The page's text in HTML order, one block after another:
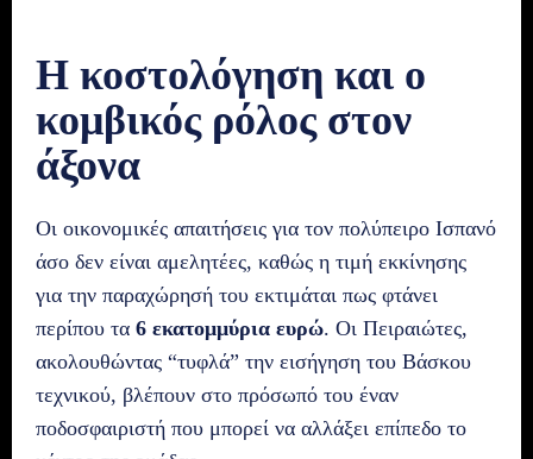
Η κοστολόγηση και ο
κομβικός ρόλος στον
άξονα
Οι οικονομικές απαιτήσεις για τον πολύπειρο Ισπανό
άσο δεν είναι αμελητέες, καθώς η τιμή εκκίνησης
για την παραχώρησή του εκτιμάται πως φτάνει
περίπου τα 6 εκατομμύρια ευρώ. Οι Πειραιώτες,
ακολουθώντας “τυφλά” την εισήγηση του Βάσκου
τεχνικού, βλέπουν στο πρόσωπό του έναν
ποδοσφαιριστή που μπορεί να αλλάξει επίπεδο το